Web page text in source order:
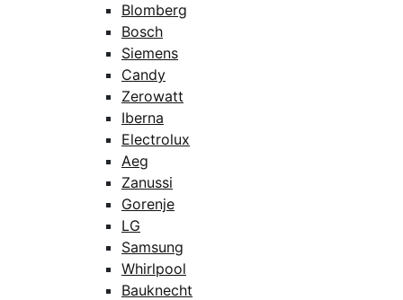
Blomberg
Bosch
Siemens
Candy
Zerowatt
Iberna
Electrolux
Aeg
Zanussi
Gorenje
LG
Samsung
Whirlpool
Bauknecht